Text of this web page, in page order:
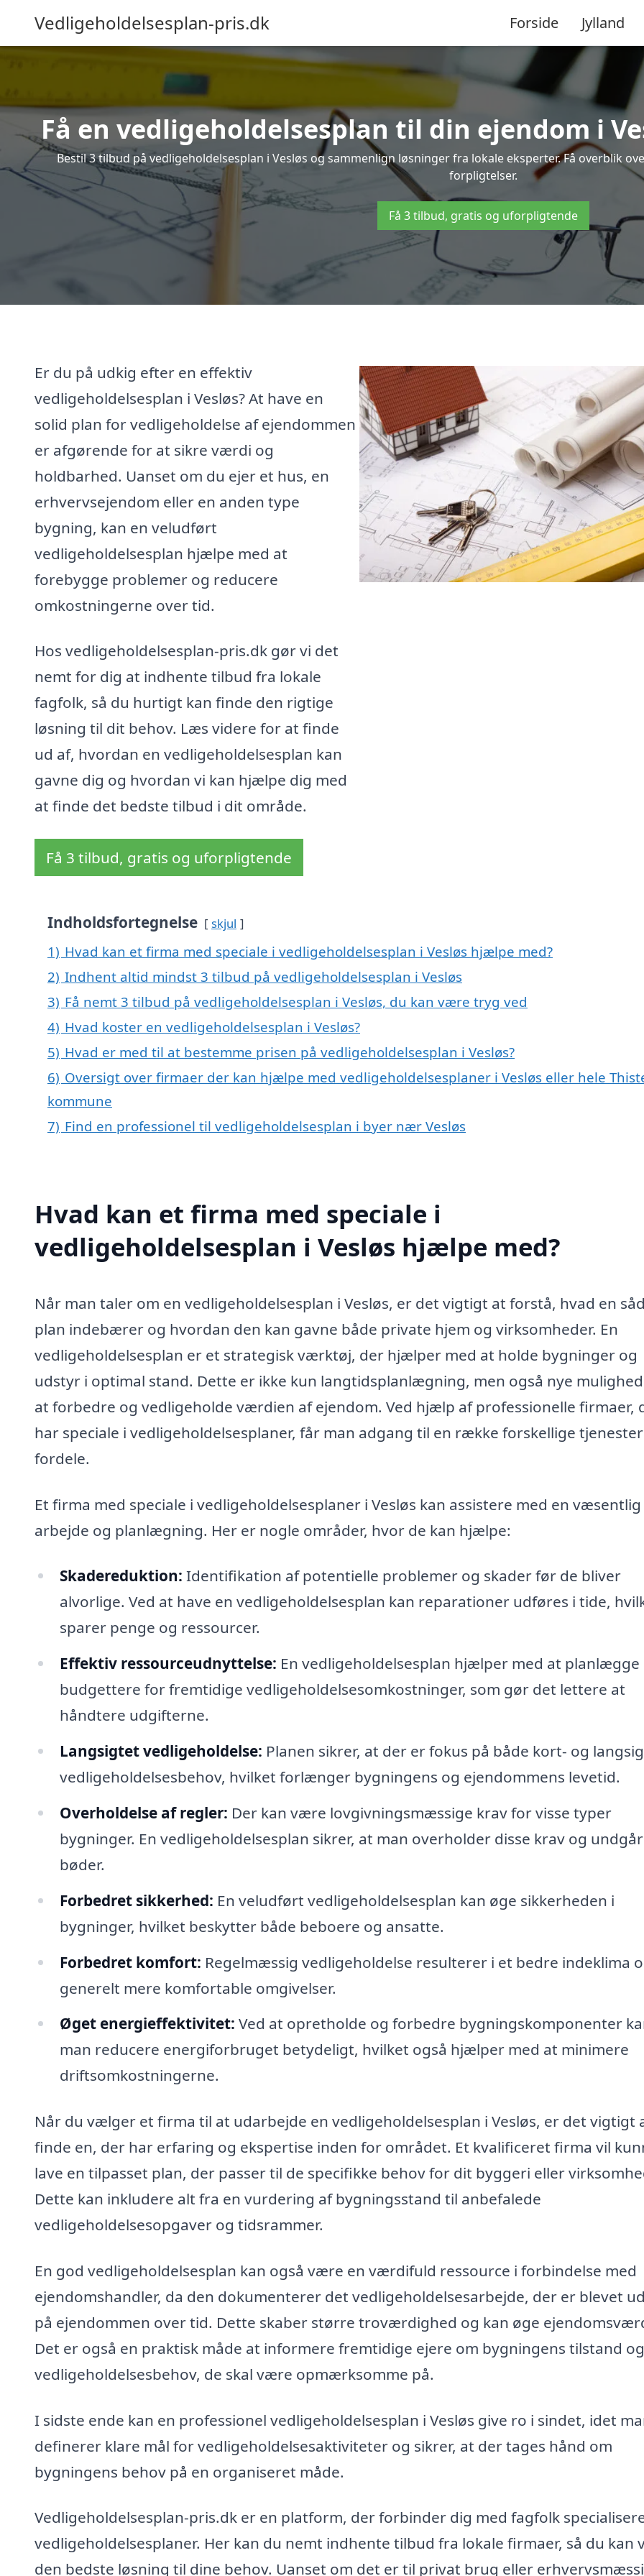
Vedligeholdelsesplan-pris.dk Forside Jylland
Få en vedligeholdelsesplan til din ejendom i
Bestil 3 tilbud på vedligeholdelsesplan i Vesløs og sammenlign løsninger fra lokale eksperter. Få overblik
forpligtelser.
Få 3 tilbud, gratis og uforpligtende
Er du på udkig efter en effektiv
vedligeholdelsesplan i Vesløs? At have en
solid plan for vedligeholdelse af ejendommen
er afgørende for at sikre værdi og
holdbarhed. Uanset om du ejer et hus, en
erhvervsejendom eller en anden type
bygning, kan en veludført
vedligeholdelsesplan hjælpe med at
forebygge problemer og reducere
omkostningerne over tid.
Hos vedligeholdelsesplan-pris.dk gør vi det
nemt for dig at indhente tilbud fra lokale
fagfolk, så du hurtigt kan finde den rigtige
løsning til dit behov. Læs videre for at finde
ud af, hvordan en vedligeholdelsesplan kan
gavne dig og hvordan vi kan hjælpe dig med
at finde det bedste tilbud i dit område.
Få 3 tilbud, gratis og uforpligtende
Indholdsfortegnelse skjul
1) Hvad kan et firma med speciale i vedligeholdelsesplan i Vesløs hjælpe med?
2) Indhent altid mindst 3 tilbud på vedligeholdelsesplan i Vesløs
3) Få nemt 3 tilbud på vedligeholdelsesplan i Vesløs, du kan være tryg ved
4) Hvad koster en vedligeholdelsesplan i Vesløs?
5) Hvad er med til at bestemme prisen på vedligeholdelsesplan i Vesløs?
6) Oversigt over firmaer der kan hjælpe med vedligeholdelsesplaner i Vesløs eller hele
kommune
7) Find en professionel til vedligeholdelsesplan i byer nær Vesløs
Hvad kan et firma med speciale i
vedligeholdelsesplan i Vesløs hjælpe med?
Når man taler om en vedligeholdelsesplan i Vesløs, er det vigtigt at forstå, hvad en
plan indebærer og hvordan den kan gavne både private hjem og virksomheder. En
vedligeholdelsesplan er et strategisk værktøj, der hjælper med at holde bygninger og
udstyr i optimal stand. Dette er ikke kun langtidsplanlægning, men også nye
at forbedre og vedligeholde værdien af ejendom. Ved hjælp af professionelle firmaer,
har speciale i vedligeholdelsesplaner, får man adgang til en række forskellige
fordele.
Et firma med speciale i vedligeholdelsesplaner i Vesløs kan assistere med en
arbejde og planlægning. Her er nogle områder, hvor de kan hjælpe:
Skadereduktion: Identifikation af potentielle problemer og skader før de bliver
alvorlige. Ved at have en vedligeholdelsesplan kan reparationer udføres i tide,
sparer penge og ressourcer.
Effektiv ressourceudnyttelse: En vedligeholdelsesplan hjælper med at planlægge
budgettere for fremtidige vedligeholdelsesomkostninger, som gør det lettere at
håndtere udgifterne.
Langsigtet vedligeholdelse: Planen sikrer, at der er fokus på både kort- og
vedligeholdelsesbehov, hvilket forlænger bygningens og ejendommens levetid.
Overholdelse af regler: Der kan være lovgivningsmæssige krav for visse typer
bygninger. En vedligeholdelsesplan sikrer, at man overholder disse krav og undgår
bøder.
Forbedret sikkerhed: En veludført vedligeholdelsesplan kan øge sikkerheden i
bygninger, hvilket beskytter både beboere og ansatte.
Forbedret komfort: Regelmæssig vedligeholdelse resulterer i et bedre indeklima
generelt mere komfortable omgivelser.
Øget energieffektivitet: Ved at opretholde og forbedre bygningskomponenter
man reducere energiforbruget betydeligt, hvilket også hjælper med at minimere
driftsomkostningerne.
Når du vælger et firma til at udarbejde en vedligeholdelsesplan i Vesløs, er det vigtigt
finde en, der har erfaring og ekspertise inden for området. Et kvalificeret firma vil
lave en tilpasset plan, der passer til de specifikke behov for dit byggeri eller
Dette kan inkludere alt fra en vurdering af bygningsstand til anbefalede
vedligeholdelsesopgaver og tidsrammer.
En god vedligeholdelsesplan kan også være en værdifuld ressource i forbindelse med
ejendomshandler, da den dokumenterer det vedligeholdelsesarbejde, der er blevet
på ejendommen over tid. Dette skaber større troværdighed og kan øge
Det er også en praktisk måde at informere fremtidige ejere om bygningens tilstand
vedligeholdelsesbehov, de skal være opmærksomme på.
I sidste ende kan en professionel vedligeholdelsesplan i Vesløs give ro i sindet, idet
definerer klare mål for vedligeholdelsesaktiviteter og sikrer, at der tages hånd om
bygningens behov på en organiseret måde.
Vedligeholdelsesplan-pris.dk er en platform, der forbinder dig med fagfolk
vedligeholdelsesplaner. Her kan du nemt indhente tilbud fra lokale firmaer, så du kan
den bedste løsning til dine behov. Uanset om det er til privat brug eller